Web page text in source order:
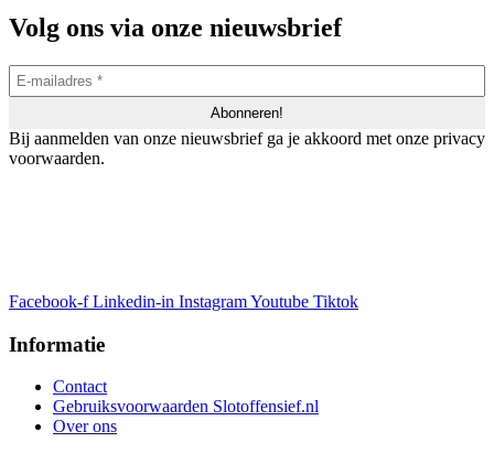
Volg ons via onze nieuwsbrief
Bij aanmelden van onze nieuwsbrief ga je akkoord met onze privacy
voorwaarden.
Facebook-f Linkedin-in InstagramYoutube Tiktok
Informatie
Contact
Gebruiksvoorwaarden Slotoffensief.nl
Over ons